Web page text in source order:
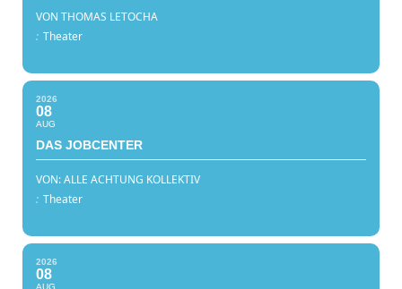
VON THOMAS LETOCHA
: Theater
2026
08
AUG
DAS JOBCENTER
VON: ALLE ACHTUNG KOLLEKTIV
: Theater
2026
08
AUG